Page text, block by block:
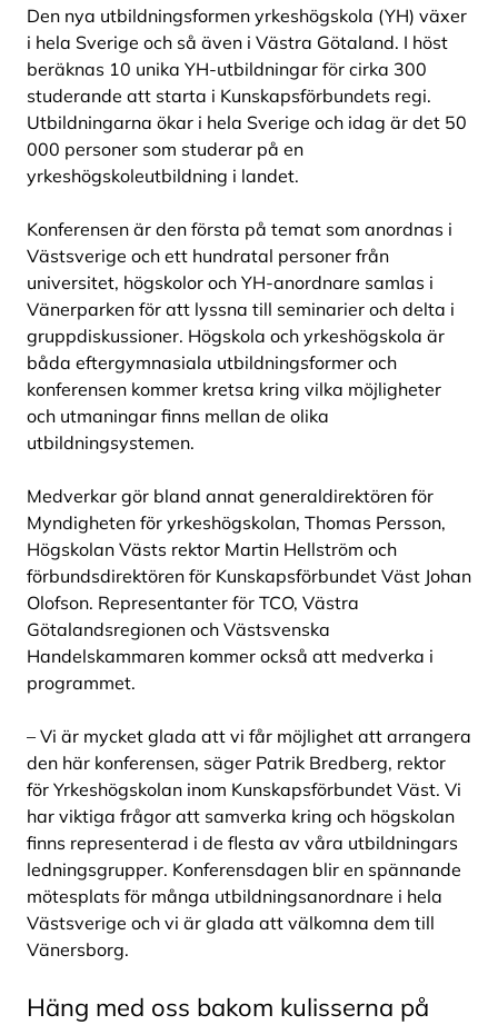
Den nya utbildningsformen yrkeshögskola (YH) växer
i hela Sverige och så även i Västra Götaland. I höst
beräknas 10 unika YH-utbildningar för cirka 300
studerande att starta i Kunskapsförbundets regi.
Utbildningarna ökar i hela Sverige och idag är det 50
000 personer som studerar på en
yrkeshögskoleutbildning i landet.
Konferensen är den första på temat som anordnas i
Västsverige och ett hundratal personer från
universitet, högskolor och YH-anordnare samlas i
Vänerparken för att lyssna till seminarier och delta i
gruppdiskussioner. Högskola och yrkeshögskola är
båda eftergymnasiala utbildningsformer och
konferensen kommer kretsa kring vilka möjligheter
och utmaningar finns mellan de olika
utbildningsystemen.
Medverkar gör bland annat generaldirektören för
Myndigheten för yrkeshögskolan, Thomas Persson,
Högskolan Västs rektor Martin Hellström och
förbundsdirektören för Kunskapsförbundet Väst Johan
Olofson. Representanter för TCO, Västra
Götalandsregionen och Västsvenska
Handelskammaren kommer också att medverka i
programmet.
– Vi är mycket glada att vi får möjlighet att arrangera
den här konferensen, säger Patrik Bredberg, rektor
för Yrkeshögskolan inom Kunskapsförbundet Väst. Vi
har viktiga frågor att samverka kring och högskolan
finns representerad i de flesta av våra utbildningars
ledningsgrupper. Konferensdagen blir en spännande
mötesplats för många utbildningsanordnare i hela
Västsverige och vi är glada att välkomna dem till
Vänersborg.
Häng med oss bakom kulisserna på